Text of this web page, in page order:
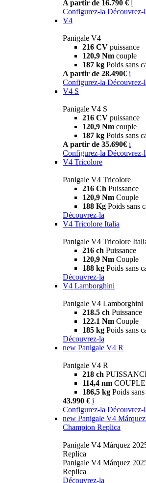
A partir de 16.790 € i
Configurez-la Découvrez-
V4
Panigale V4
216 CV puissance
120,9 Nm couple
187 kg Poids sans
A partir de 28.490€ i
Configurez-la Découvrez-
V4 S
Panigale V4 S
216 CV puissance
120,9 Nm couple
187 kg Poids sans
A partir de 35.690€ i
Configurez-la Découvrez-
V4 Tricolore
Panigale V4 Tricolore
216 Ch Puissance
120,9 Nm Couple
188 Kg Poids sans
Découvrez-la
V4 Tricolore Italia
Panigale V4 Tricolore
216 ch Puissance
120,9 Nm Couple
188 kg Poids sans
Découvrez-la
V4 Lamborghini
Panigale V4 Lamborghini
218.5 ch Puissance
122.1 Nm Couple
185 kg Poids sans
Découvrez-la
new Panigale V4 R
Panigale V4 R
218 ch
114,4 nm COUPLE
186,5 kg Poids
43.990 € i
Configurez-la Découvrez-
new Panigale V4
Champion Replica
Panigale V4 Márquez
Replica
Panigale V4 Márquez
Replica
Découvrez-la